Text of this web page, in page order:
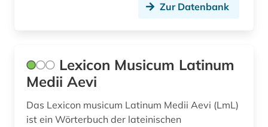
theaterstück (1)
tondokument (1)
Zur Datenbank
Lexicon Musicum Latinum
Medii Aevi
Das Lexicon musicum Latinum Medii Aevi (LmL)
ist ein Wörterbuch der lateinischen